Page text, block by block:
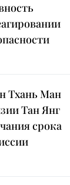
Тхань Ман
Тан Янг
срока